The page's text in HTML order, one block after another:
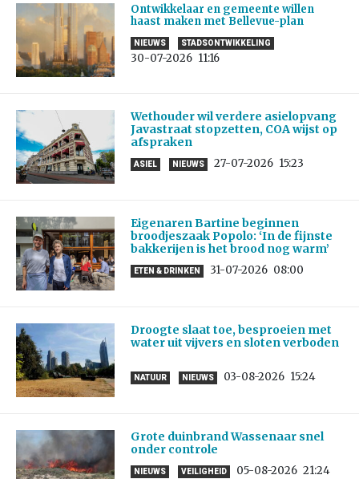
Ontwikkelaar en gemeente willen
haast maken met Bellevue-plan
NIEUWS STADSONTWIKKELING
30-07-2026 11:16
Wethouder wil verdere asielopvang
Javastraat stopzetten, COA wijst op
afspraken
ASIEL NIEUWS 27-07-2026 15:23
Eigenaren Bartine beginnen
broodjeszaak Popolo: ‘In de fijnste
bakkerijen is het brood nog warm’
ETEN & DRINKEN 31-07-2026 08:00
Droogte slaat toe, besproeien met
water uit vijvers en sloten verboden
NATUUR NIEUWS 03-08-2026 15:24
Grote duinbrand Wassenaar snel
onder controle
NIEUWS VEILIGHEID 05-08-2026 21:24